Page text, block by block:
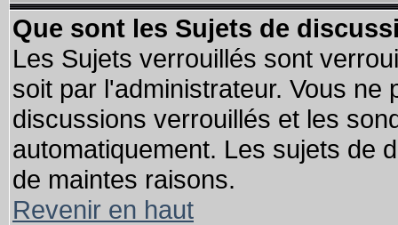
Que sont les Sujets de
Les Sujets verrouillés sont
soit par l'administrateur. Vous
discussions verrouillés et les
automatiquement. Les sujets de
de maintes raisons.
Revenir en haut